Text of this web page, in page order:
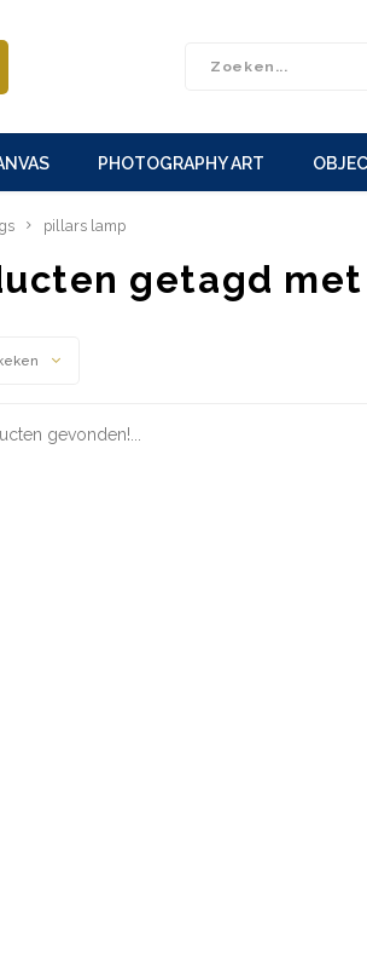
PHOTOGRAPHY ART
pillars lamp
getagd
gevonden!...